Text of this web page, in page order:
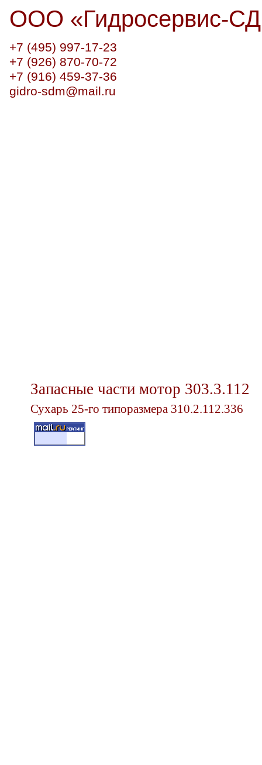
+7 (495) 997-17-23
+7 (926) 870-70-72
+7 (916) 459-37-36
gidro-sdm@mail.ru
ООО «Гидросервис-
Запасные части мотор 303.3.112
Сухарь 25-го типоразмера 310.2.112.336